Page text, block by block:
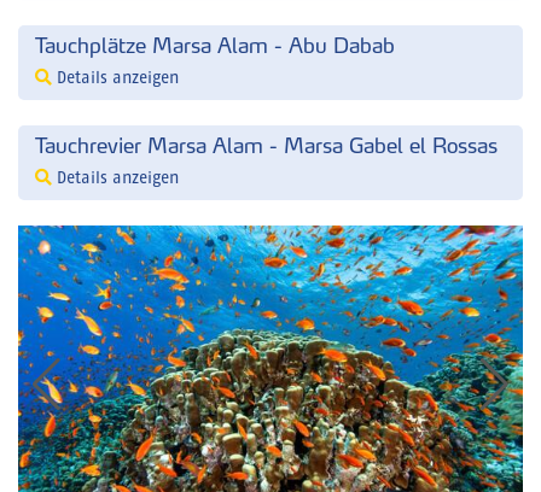
Tauchplätze Marsa Alam - Abu Dabab
Details anzeigen
Tauchrevier Marsa Alam - Marsa Gabel el Rossas
Details anzeigen